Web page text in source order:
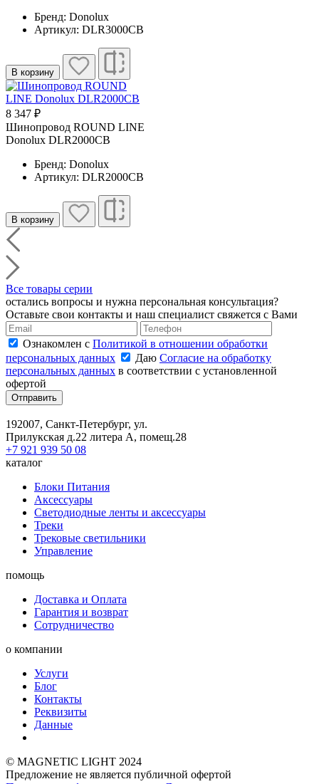
Бренд: Donolux
Артикул: DLR3000CB
В корзину
8 347 ₽
Шинопровод ROUND LINE
Donolux DLR2000CB
Бренд: Donolux
Артикул: DLR2000CB
В корзину
Все товары серии
остались вопросы и нужна персональная консультация?
Оставьте свои контакты и наш специалист свяжется с Вами
Ознакомлен с Политикой в отношении обработки
персональных данных
Даю Согласие на обработку
персональных данных в соответствии с установленной
офертой
Отправить
192007, Санкт-Петербург, ул.
Прилукская д.22 литера А, помещ.28
+7 921 939 50 08
каталог
Блоки Питания
Аксессуары
Светодиодные ленты и аксессуары
Треки
Трековые светильники
Управление
помощь
Доставка и Оплата
Гарантия и возврат
Сотрудничество
о компании
Услуги
Блог
Контакты
Реквизиты
Данные
© MAGNETIC LIGHT 2024
Предложение не является публичной офертой